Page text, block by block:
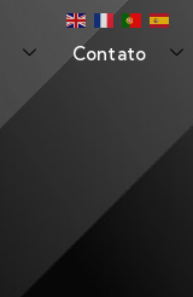
Contato